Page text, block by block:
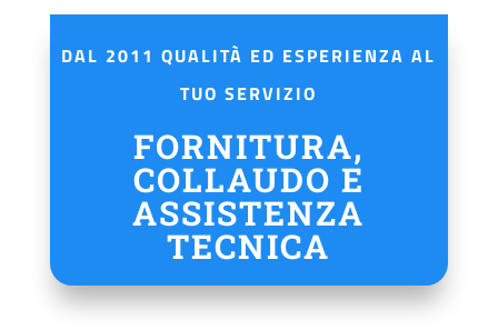
DAL 2011 QUALITÀ ED ESPERIENZA AL
TUO SERVIZIO
FORNITURA,
COLLAUDO E
ASSISTENZA
TECNICA